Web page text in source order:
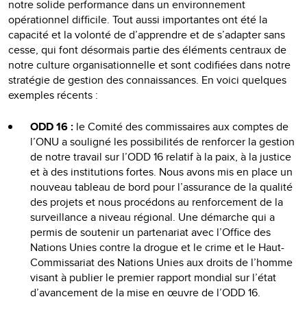
notre solide performance dans un environnement
opérationnel difficile. Tout aussi importantes ont été la
capacité et la volonté de d’apprendre et de s’adapter sans
cesse, qui font désormais partie des éléments centraux de
notre culture organisationnelle et sont codifiées dans notre
stratégie de gestion des connaissances. En voici quelques
exemples récents :
ODD 16 : le Comité des commissaires aux comptes de
l’ONU a souligné les possibilités de renforcer la gestion
de notre travail sur l’ODD 16 relatif à la paix, à la justice
et à des institutions fortes. Nous avons mis en place un
nouveau tableau de bord pour l’assurance de la qualité
des projets et nous procédons au renforcement de la
surveillance a niveau régional. Une démarche qui a
permis de soutenir un partenariat avec l’Office des
Nations Unies contre la drogue et le crime et le Haut-
Commissariat des Nations Unies aux droits de l’homme
visant à publier le premier rapport mondial sur l’état
d’avancement de la mise en œuvre de l’ODD 16.